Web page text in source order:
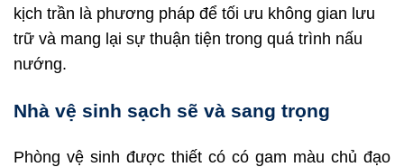
kịch trần là phương pháp để tối ưu không gian lưu
trữ và mang lại sự thuận tiện trong quá trình nấu
nướng.
Nhà vệ sinh sạch sẽ và sang trọng
Phòng vệ sinh được thiết có có gam màu chủ đạo